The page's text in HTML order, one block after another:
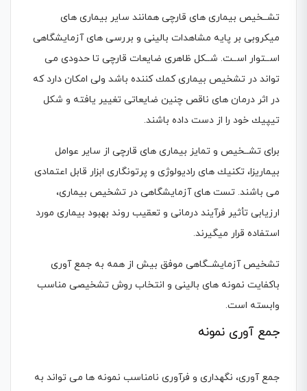
تشــخیص بیماری های قارچی همانند سایر بیماری های
میکروبی بر پایه مشاهدات بالینی و بررسی های آزمایشگاهی
اســتوار اســت. شــکل ظاهری ضایعات قارچی تا حدودی می
تواند در تشخیص بیماری كمك كننده باشد ولی امکان دارد كه
در اثر درمان های ناقص چنین ضایعاتی تغییر یافته و شکل
تیپیك خود را از دست داده باشند.
برای تشــخیص و تمایز بیماری های قارچی از سایر عوامل
بیماریزا، تکنیك های رادیولوژی و پرتونگاری ابزار قابل اعتمادی
می باشند. تست های آزمایشگاهی در تشخیص بیماری،
ارزیابی تأثیر فرآیند درمانی و تعقیب روند بهبود بیماری مورد
استفاده قرار میگیرند.
تشخیص آزمایشــگاهی موفق بیش از همه به جمع آوری
باكفایت نمونه های بالینی و انتخاب روش تشخیصی مناسب
وابسته است.
جمع آوری نمونه
جمع آوری، نگهداری و فرآوری نامناسب نمونه ها می تواند به